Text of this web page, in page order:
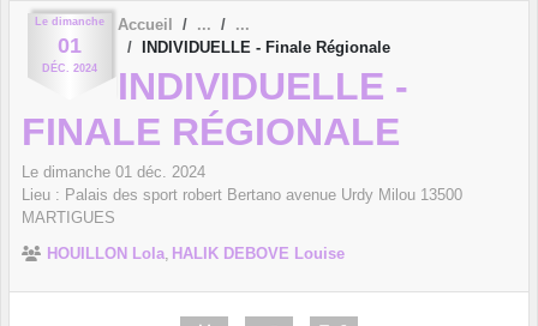
Le dimanche
01
DÉC. 2024
Accueil
INDIVIDUELLE - Finale Régionale
INDIVIDUELLE -
FINALE RÉGIONALE
Le dimanche 01 déc. 2024
Lieu : Palais des sport robert Bertano avenue Urdy Milou 13500
MARTIGUES
HOUILLON Lola HALIK DEBOVE Louise